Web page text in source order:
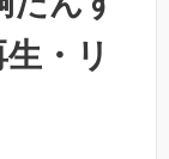
・リ